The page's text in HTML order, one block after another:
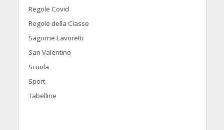
Regole Covid
Regole della Classe
Sagome Lavoretti
San Valentino
Scuola
Sport
Tabelline